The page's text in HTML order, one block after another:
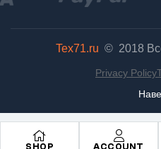
SHOP ACCOUNT
Tex71.ru © 2018
Privacy Policy